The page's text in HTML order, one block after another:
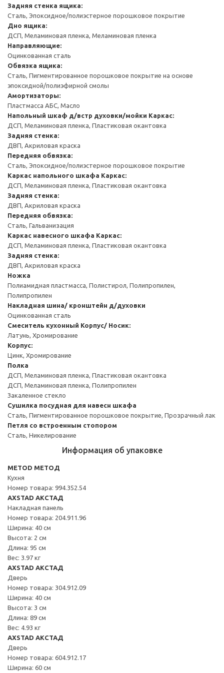
Задняя стенка ящика:
Сталь, Эпоксидное/полиэстерное порошковое покрытие
Дно ящика:
ДСП, Меламиновая пленка, Меламиновая пленка
Направляющие:
Оцинкованная сталь
Обвязка ящика:
Сталь, Пигментированное порошковое покрытие на основе
эпоксидной/полиэфирной смолы
Амортизаторы:
Пластмасса АБС, Масло
Напольный шкаф д/встр духовки/мойки Каркас:
ДСП, Меламиновая пленка, Пластиковая окантовка
Задняя стенка:
ДВП, Акриловая краска
Передняя обвязка:
Сталь, Эпоксидное/полиэстерное порошковое покрытие
Каркас напольного шкафа Каркас:
ДСП, Меламиновая пленка, Пластиковая окантовка
Задняя стенка:
ДВП, Акриловая краска
Передняя обвязка:
Сталь, Гальванизация
Каркас навесного шкафа Каркас:
ДСП, Меламиновая пленка, Пластиковая окантовка
Задняя стенка:
ДВП, Акриловая краска
Ножка
Полиамидная пластмасса, Полистирол, Полипропилен,
Полипропилен
Накладная шина/ кронштейн д/духовки
Оцинкованная сталь
Смеситель кухонный Корпус/ Носик:
Латунь, Хромирование
Корпус:
Цинк, Хромирование
Полка
ДСП, Меламиновая пленка, Пластиковая окантовка
ДСП, Меламиновая пленка, Полипропилен
Закаленное стекло
Сушилка посудная для навесн шкафа
Сталь, Пигментированное порошковое покрытие, Прозрачный лак
Петля со встроенным стопором
Сталь, Никелирование
Информация об упаковке
METOD МЕТОД
Кухня
Номер товара: 994.352.54
AXSTAD АКСТАД
Накладная панель
Номер товара: 204.911.96
Ширина: 40 см
Высота: 2 см
Длина: 95 см
Вес: 3.97 кг
AXSTAD АКСТАД
Дверь
Номер товара: 304.912.09
Ширина: 40 см
Высота: 3 см
Длина: 89 см
Вес: 4.93 кг
AXSTAD АКСТАД
Дверь
Номер товара: 604.912.17
Ширина: 60 см